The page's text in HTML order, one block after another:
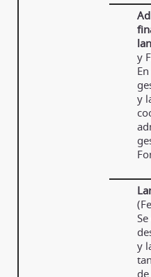
y
y
y